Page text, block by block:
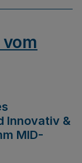
vom
Innovativ &
MID-